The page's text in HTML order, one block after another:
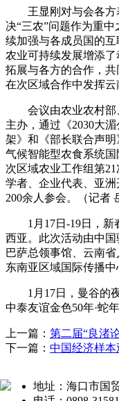
王显刚对与会各方
决“三农”问题作为重
续加强与各成员国的
农业可持续发展增添
拓展与各方的合作，
在次区域合作中发挥云
会议由农业农村部
主办，通过《2030大
架》和《部长联合声
气候智能型农食系统
次区域农业工作组第
学者、企业代表、亚
200余人参会。（记者
1月17日-19日，新
西亚。此次活动由中
巴萨总领事馆、云南
东南亚区域国际传播中
1月17日，曼谷的夜
中泰友谊金色50年·蛇
上一篇： 第二届“良渚
下一篇： 中国经济样本
地址：海口市国